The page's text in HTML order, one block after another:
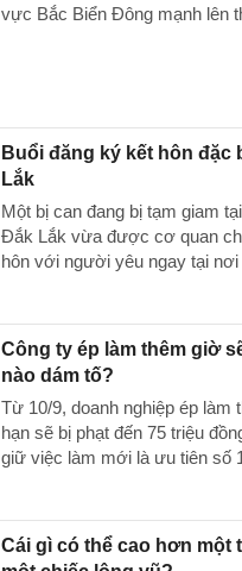
vực Bắc Biển Đông mạnh lên
Buổi đăng ký kết hôn đặc
Lắk
Một bị can đang bị tạm giam
Đắk Lắk vừa được cơ quan
hôn với người yêu ngay tại
Công ty ép làm thêm giờ
nào dám tố?
Từ 10/9, doanh nghiệp ép
hạn sẽ bị phạt đến 75 triệu
giữ việc làm mới là ưu tiên số
Cái gì có thể cao hơn một